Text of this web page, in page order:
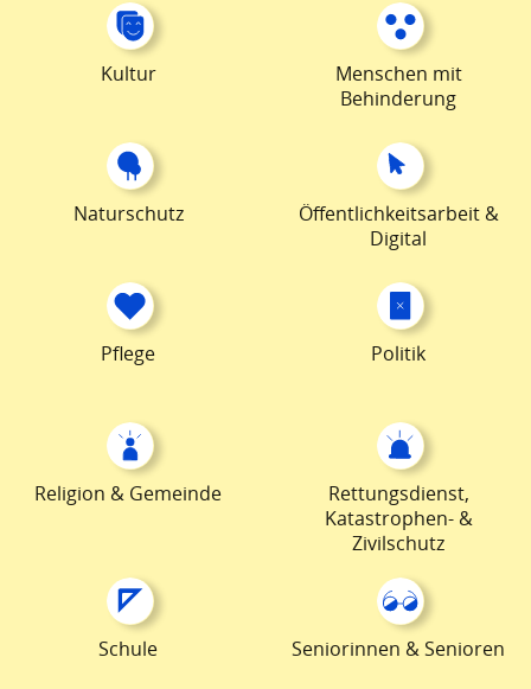
Kultur
Menschen mit
Behinderung
Naturschutz
Öffentlichkeitsarbeit &
Digital
Pflege Politik
Religion & Gemeinde
Rettungsdienst,
Katastrophen- &
Zivilschutz
Schule Seniorinnen & Senioren